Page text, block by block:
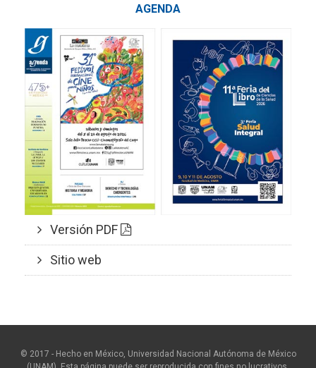
AGENDA
Versión PDF
Sitio web
© 2017 - Hecho en México, Universidad Nacional Autónoma de México